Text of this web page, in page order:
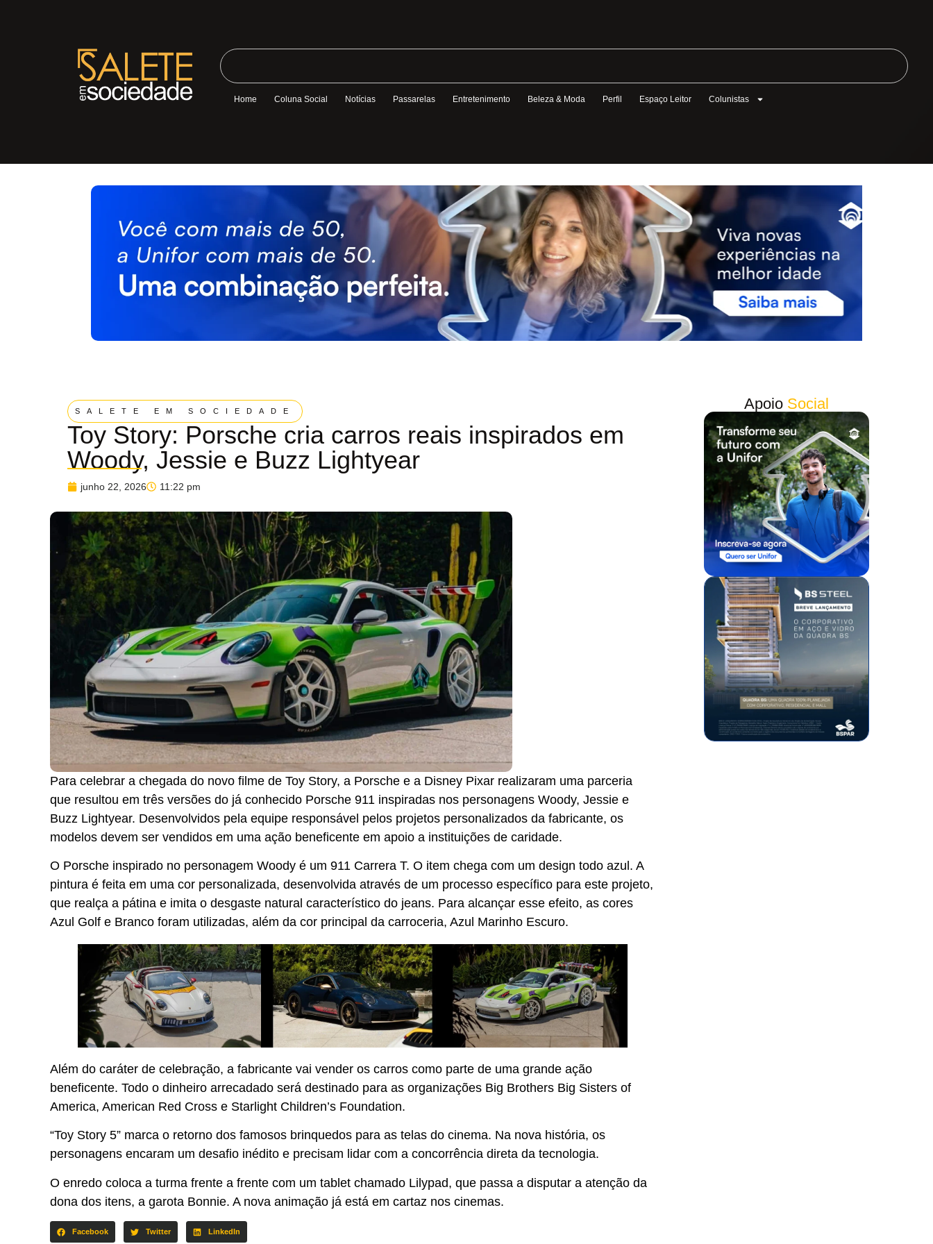
Home Coluna Social Notícias Passarelas Entretenimento Beleza & Moda Perfil Espaço Leitor Colunistas
SALETE EM SOCIEDADE
Toy Story: Porsche cria carros reais inspirados em
Woody, Jessie e Buzz Lightyear
junho 22, 2026 11:22 pm
Para celebrar a chegada do novo filme de Toy Story, a Porsche e a Disney Pixar realizaram uma parceria
que resultou em três versões do já conhecido Porsche 911 inspiradas nos personagens Woody, Jessie e
Buzz Lightyear. Desenvolvidos pela equipe responsável pelos projetos personalizados da fabricante, os
modelos devem ser vendidos em uma ação beneficente em apoio a instituições de caridade.
O Porsche inspirado no personagem Woody é um 911 Carrera T. O item chega com um design todo azul. A
pintura é feita em uma cor personalizada, desenvolvida através de um processo específico para este projeto,
que realça a pátina e imita o desgaste natural característico do jeans. Para alcançar esse efeito, as cores
Azul Golf e Branco foram utilizadas, além da cor principal da carroceria, Azul Marinho Escuro.
Além do caráter de celebração, a fabricante vai vender os carros como parte de uma grande ação
beneficente. Todo o dinheiro arrecadado será destinado para as organizações Big Brothers Big Sisters of
America, American Red Cross e Starlight Children’s Foundation.
“Toy Story 5” marca o retorno dos famosos brinquedos para as telas do cinema. Na nova história, os
personagens encaram um desafio inédito e precisam lidar com a concorrência direta da tecnologia.
O enredo coloca a turma frente a frente com um tablet chamado Lilypad, que passa a disputar a atenção da
dona dos itens, a garota Bonnie. A nova animação já está em cartaz nos cinemas.
Facebook Twitter LinkedIn
Apoio Social